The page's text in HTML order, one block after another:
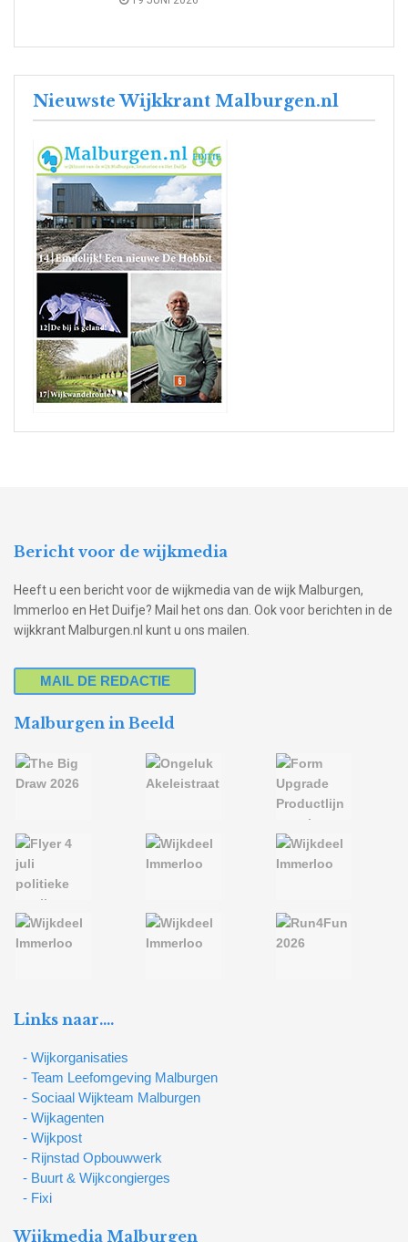
Nieuwste Wijkkrant Malburgen.nl
Bericht voor de wijkmedia
Heeft u een bericht voor de wijkmedia van de wijk Malburgen,
Immerloo en Het Duifje? Mail het ons dan. Ook voor berichten in de
wijkkrant Malburgen.nl kunt u ons mailen.
MAIL DE REDACTIE
Malburgen in Beeld
Links naar….
- Wijkorganisaties
- Team Leefomgeving Malburgen
- Sociaal Wijkteam Malburgen
- Wijkagenten
- Wijkpost
- Rijnstad Opbouwwerk
- Buurt & Wijkcongierges
- Fixi
Wijkmedia Malburgen